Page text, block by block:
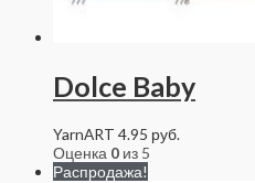
Dolce Baby
YarnART 4.95 руб.
Оценка 0 из 5
Распродажа!